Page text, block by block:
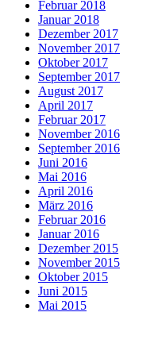
Februar 2018
Januar 2018
Dezember 2017
November 2017
Oktober 2017
September 2017
August 2017
April 2017
Februar 2017
November 2016
September 2016
Juni 2016
Mai 2016
April 2016
März 2016
Februar 2016
Januar 2016
Dezember 2015
November 2015
Oktober 2015
Juni 2015
Mai 2015